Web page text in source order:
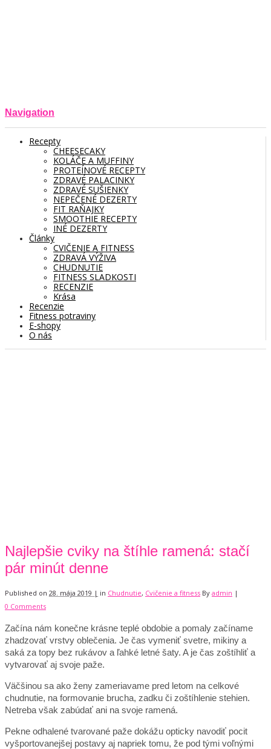
Navigation
Recepty
CHEESECAKY
KOLÁČE A MUFFINY
PROTEÍNOVÉ RECEPTY
ZDRAVÉ PALACINKY
ZDRAVÉ SUŠIENKY
NEPEČENÉ DEZERTY
FIT RAŇAJKY
SMOOTHIE RECEPTY
INÉ DEZERTY
Články
CVIČENIE A FITNESS
ZDRAVÁ VÝŽIVA
CHUDNUTIE
FITNESS SLADKOSTI
RECENZIE
Krása
Recenzie
Fitness potraviny
E-shopy
O nás
Najlepšie cviky na štíhle ramená: stačí
pár minút denne
Published on 28. mája 2019 | in Chudnutie, Cvičenie a fitness By admin |
0 Comments
Začína nám konečne krásne teplé obdobie a pomaly začíname
zhadzovať vrstvy oblečenia. Je čas vymeniť svetre, mikiny a
saká za topy bez rukávov a ľahké letné šaty. A je čas zoštíhliť a
vytvarovať aj svoje paže.
Väčšinou sa ako ženy zameriavame pred letom na celkové
chudnutie, na formovanie brucha, zadku či zoštíhlenie stehien.
Netreba však zabúdať ani na svoje ramená.
Pekne odhalené tvarované paže dokážu opticky navodiť pocit
vyšportovanejšej postavy aj napriek tomu, že pod tými voľnými